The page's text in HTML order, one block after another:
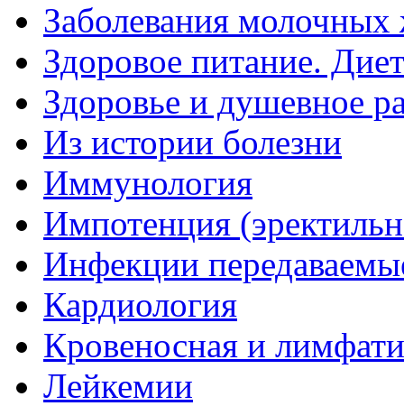
Заболевания молочных
Здоровое питание.
Здоровье и душевное
Из истории болезни
Иммунология
Импотенция
Инфекции
Кардиология
Кровеносная и
Лейкемии